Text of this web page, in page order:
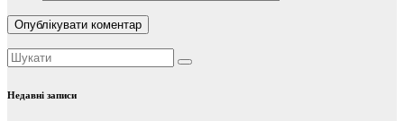
Недавні записи